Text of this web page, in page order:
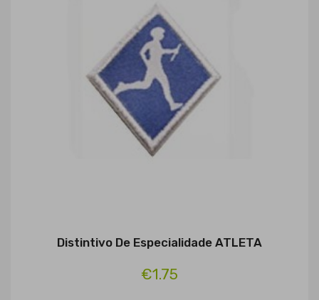
Distintivo De Especialidade ATLETA
€1.75